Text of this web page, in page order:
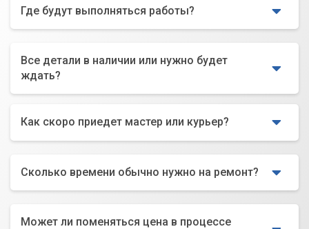
Где будут выполняться работы?
Все детали в наличии или нужно будет
ждать?
Как скоро приедет мастер или курьер?
Сколько времени обычно нужно на ремонт?
Может ли поменяться цена в процессе